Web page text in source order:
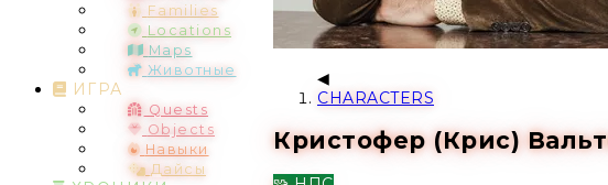
Families
Locations
Maps
Животные
ИГРА
Quests
Objects
Навыки
Дайсы
CHARACTERS
Кристофер (Крис)